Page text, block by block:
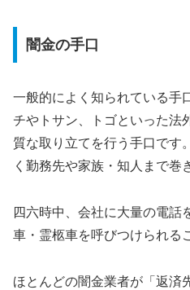
闇金の手口
一般的によく知られている手
チやトサン、トゴといった法
質な取り立てを行う手口です
く勤務先や家族・知人まで巻
四六時中、会社に大量の電話
車・霊柩車を呼びつけられる
ほとんどの闇金業者が「返済